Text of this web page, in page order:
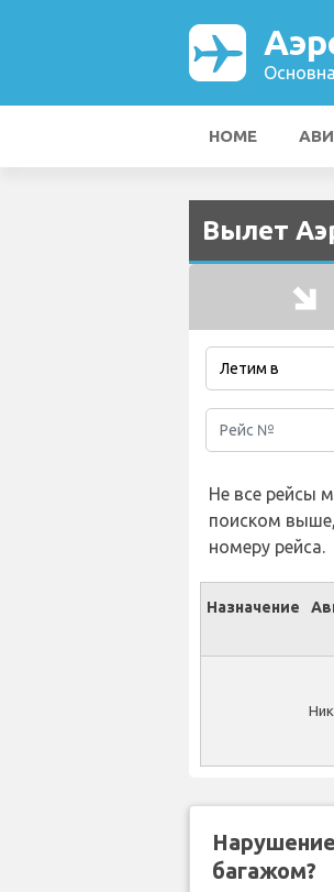
HOME
Вылет
Не все рейсы
поиском
номеру рейса.
Назначение
багажом?